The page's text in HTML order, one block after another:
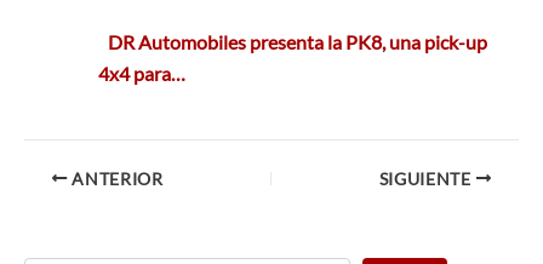
DR Automobiles presenta la PK8, una pick-up
4x4 para…
ANTERIOR SIGUIENTE